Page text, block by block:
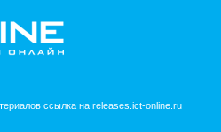
ссылка на releases.ict-online.ru